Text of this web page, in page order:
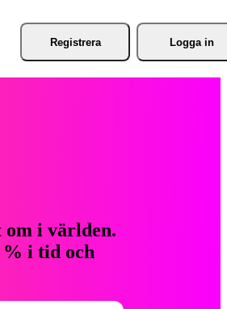
Registrera Logga in
om i världen.
i tid och